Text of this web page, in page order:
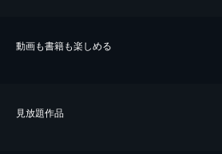
動画も書籍も楽しめる
⾒放題作品